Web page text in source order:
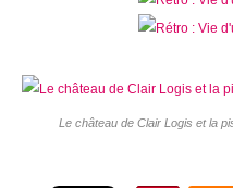
Le château de Clair Logis et la